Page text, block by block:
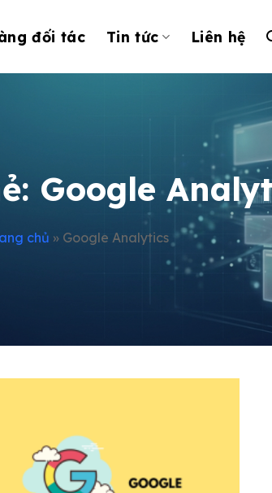
đối tác Tin tức Liên hệ
Google
chủ » Google Analytics